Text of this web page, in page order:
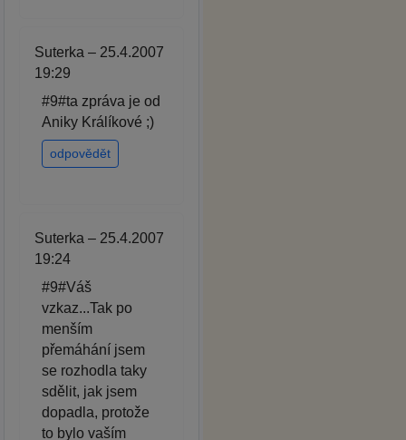
Suterka – 25.4.2007
19:29
#9#ta zpráva je od
Aniky Králíkové ;)
odpovědět
Suterka – 25.4.2007
19:24
#9#Váš
vzkaz...Tak po
menším
přemáhání jsem
se rozhodla taky
sdělit, jak jsem
dopadla, protože
to bylo vaším